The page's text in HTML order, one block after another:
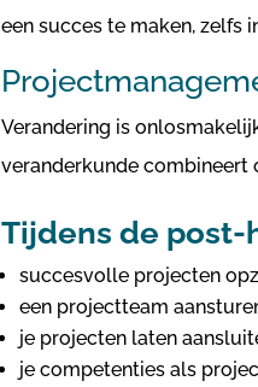
een succes te maken, zelfs
Verandering is
veranderkunde combineert
Tijdens de post-
succesvolle projecten
een projectteam
je projecten laten
je competenties als